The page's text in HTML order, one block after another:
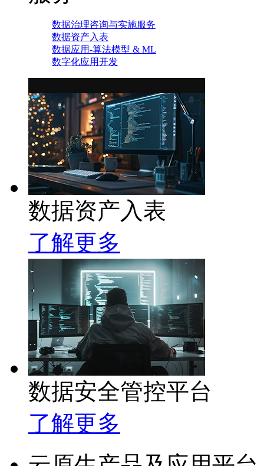
数据治理咨询与实施服务
数据资产入表
数据应用-算法模型 & ML
数字化应用开发
数据资产入表
了解更多
数据安全管控平台
了解更多